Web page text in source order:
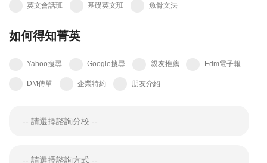
英文會話班 基礎英文班 魚骨文法
如何得知菁英
Yahoo搜尋 Google搜尋 親友推薦 Edm電子報
DM傳單 企業特約 朋友介紹